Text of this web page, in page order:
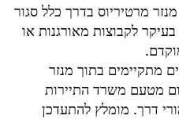
מנזר מרטיריוס בדרך כלל סגור
לקבוצות מאורגנות או
מתקיימים בתוך מנזר
מטעם משרד התיירות
דרך. מומלץ להתעדכן